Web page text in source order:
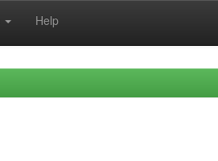
Help